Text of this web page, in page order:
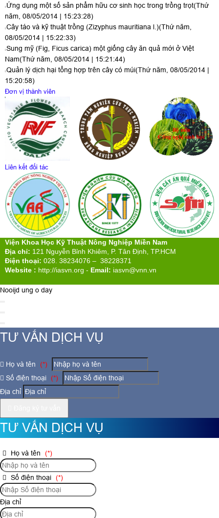
Ứng dụng một số sản phẩm hữu cơ sinh học trong trồng trọt(Thứ
năm, 08/05/2014 | 15:23:28)
Cây táo và kỹ thuật trồng (Zizyphus mauritiana l.)(Thứ năm,
08/05/2014 | 15:22:33)
Sung mỹ (Fig, Ficus carica) một giống cây ăn quả mới ở Việt
Nam(Thứ năm, 08/05/2014 | 15:21:44)
Quản lý dịch hại tổng hợp trên cây có múi(Thứ năm, 08/05/2014 |
15:20:58)
Đơn vị thành viên
Liên kết đối tác
Viện Khoa Học Kỹ Thuật Nông Nghiệp Miền Nam
Địa chỉ: 121 Nguyễn Bỉnh Khiêm, P. Tân Định, TP.HCM
Điện thoại: 028. 38234076 – 38228371
Website : http://iasvn.org - Email: iasvn@vnn.vn
Nooijd ung o day
TƯ VẤN DỊCH VỤ
Họ và tên
(*)
Số điện thoại
(*)
Địa chỉ
TƯ VẤN DỊCH VỤ
Họ và tên (*)
Số điện thoại (*)
Địa chỉ